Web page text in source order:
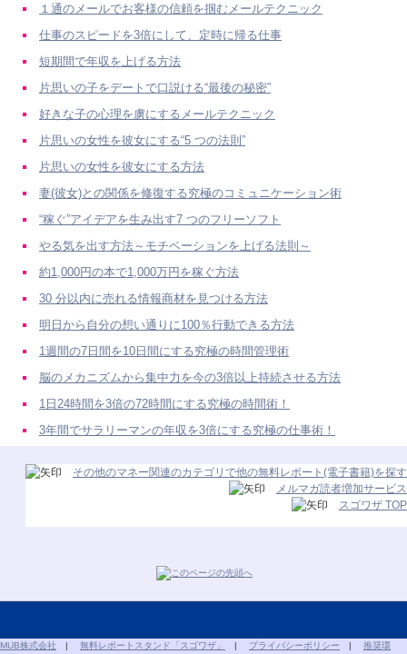
１通のメールでお客様の信頼を掴むメールテクニック
仕事のスピードを3倍にして、定時に帰る仕事
短期間で年収を上げる方法
片思いの子をデートで口説ける“最後の秘密”
好きな子の心理を虜にするメールテクニック
片思いの女性を彼女にする“5 つの法則”
片思いの女性を彼女にする方法
妻(彼女)との関係を修復する究極のコミュニケーション術
“稼ぐ”アイデアを生み出す7 つのフリーソフト
やる気を出す方法～モチベーションを上げる法則～
約1,000円の本で1,000万円を稼ぐ方法
30 分以内に売れる情報商材を見つける方法
明日から自分の想い通りに100％行動できる方法
1週間の7日間を10日間にする究極の時間管理術
脳のメカニズムから集中力を今の3倍以上持続させる方法
1日24時間を3倍の72時間にする究極の時間術！
3年間でサラリーマンの年収を3倍にする究極の仕事術！
その他のマネー関連のカテゴリで他の無料レポート(電子書籍)を探す
メルマガ読者増加サービス
スゴワザ TOP
MUB株式会社 | 無料レポートスタンド「スゴワザ」 | プライバシーポリシー | 推奨環